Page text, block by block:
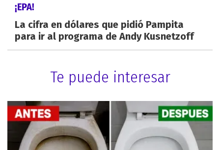
¡EPA!
La cifra en dólares que pidió Pampita
para ir al programa de Andy Kusnetzoff
Te puede interesar